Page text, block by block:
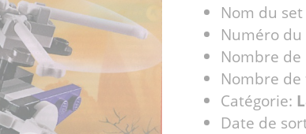
Nom du set
Numéro du
Nombre de
Nombre
Catégorie:
Date de